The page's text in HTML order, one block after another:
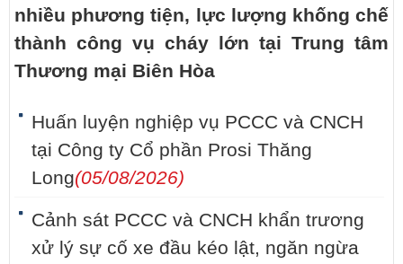
nhiều phương tiện, lực lượng khống chế
thành công vụ cháy lớn tại Trung tâm
Thương mại Biên Hòa
Huấn luyện nghiệp vụ PCCC và CNCH
tại Công ty Cổ phần Prosi Thăng
Long(05/08/2026)
Cảnh sát PCCC và CNCH khẩn trương
xử lý sự cố xe đầu kéo lật, ngăn ngừa